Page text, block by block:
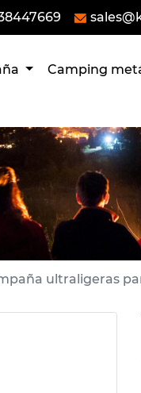
Camping
ultraligeras